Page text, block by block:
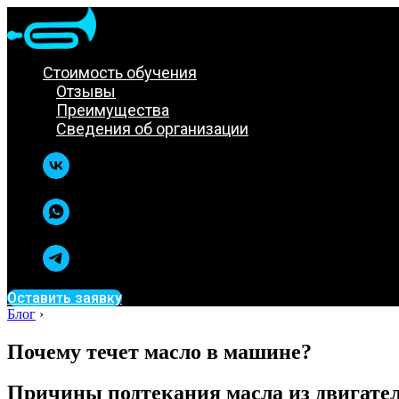
Стоимость обучения
Отзывы
Преимущества
Сведения об организации
Оставить заявку
Блог ›
Почему течет масло в машине?
Причины подтекания масла из